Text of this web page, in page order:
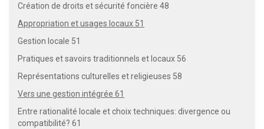
Création de droits et sécurité foncière 48
Appropriation et usages locaux 51
Gestion locale 51
Pratiques et savoirs traditionnels et locaux 56
Représentations culturelles et religieuses 58
Vers une gestion intégrée 61
Entre rationalité locale et choix techniques: divergence ou
compatibilité? 61